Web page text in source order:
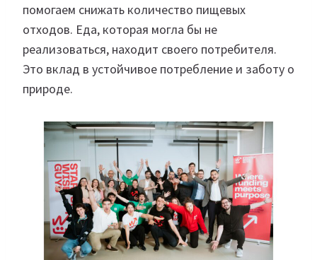
помогаем снижать количество пищевых
отходов. Еда, которая могла бы не
реализоваться, находит своего потребителя.
Это вклад в устойчивое потребление и заботу о
природе.